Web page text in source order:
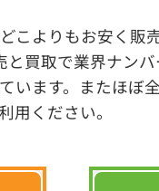
こよりもお安く販
買取で業界ナン
います。またほぼ
用ください。